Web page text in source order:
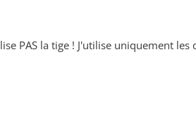
PAS la tige ! J'utilise uniquement